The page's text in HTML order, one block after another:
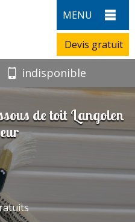
MENU
Devis gratuit
indisponible
de toit Langolen